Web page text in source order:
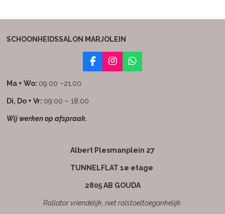
SCHOONHEIDSSALON MARJOLEIN
F
a
I
n
W
h
Ma + Wo: 09.00 –21.00
Di, Do + Vr: 09:00 – 18.00
Wij werken op afspraak.
Albert Plesmanplein 27
TUNNELFLAT 1e etage
2805 AB GOUDA
Rollator vriendelijk, niet rolstoeltoegankelijk.